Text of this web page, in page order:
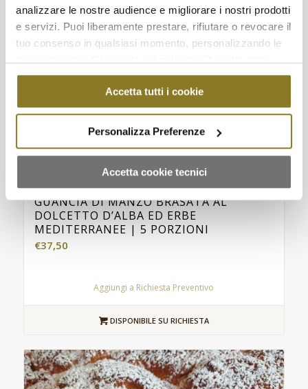
analizzare le nostre audience e migliorare i nostri prodotti
e servizi. Puoi liberamente prestare, rifiutare o revocare il
tuo consenso in qualsiasi momento, personalizzando le
cookie" acconsenti all'uso di tali tecnologie per tutte le
finalità indicate. Cliccando sul pulsante "Accetta cookie
tecnici" acconsenti all'uso dei soli cookie tecnici.
Accetta tutti i cookie
Personalizza Preferenze
Accetta cookie tecnici
GUANCIA DI MANZO BRASATA AL
DOLCETTO D’ALBA ED ERBE
MEDITERRANEE | 5 PORZIONI
€37,50
Aggiungi a Richiesta Preventivo
DISPONIBILE SU RICHIESTA